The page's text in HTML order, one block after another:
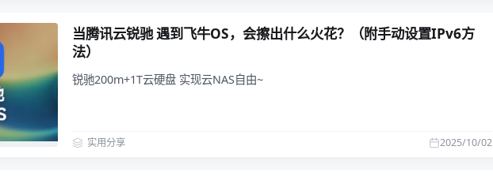
当腾讯云锐驰 遇到飞牛OS，会擦出什么火花？（附手动设置IPv6方
法）
锐驰200m+1T云硬盘 实现云NAS自由~
2025/10/02
实用分享